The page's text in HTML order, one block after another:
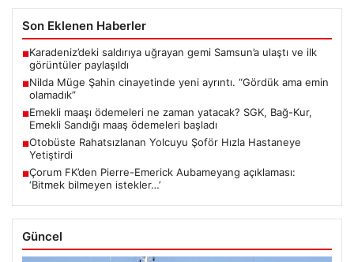
Son Eklenen Haberler
■Karadeniz’deki saldırıya uğrayan gemi Samsun’a ulaştı ve ilk
görüntüler paylaşıldı
■Nilda Müge Şahin cinayetinde yeni ayrıntı. “Gördük ama emin
olamadık”
■Emekli maaşı ödemeleri ne zaman yatacak? SGK, Bağ-Kur,
Emekli Sandığı maaş ödemeleri başladı
■Otobüste Rahatsızlanan Yolcuyu Şoför Hızla Hastaneye
Yetiştirdi
■Çorum FK’den Pierre-Emerick Aubameyang açıklaması:
‘Bitmek bilmeyen istekler…’
Güncel